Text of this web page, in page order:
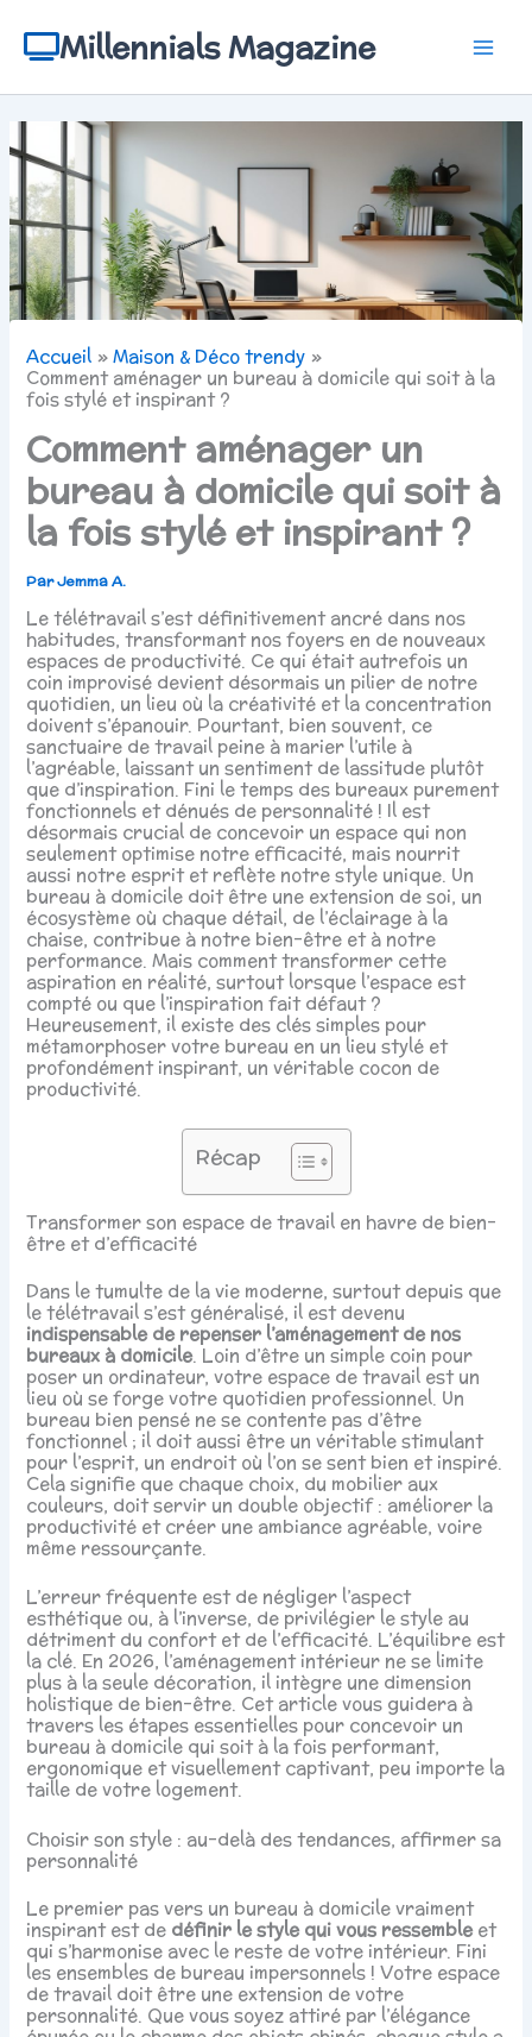
contenuMillennials Magazine
Accueil
Maison & Déco trendy
Comment aménager un bureau à domicile qui soit à la
fois stylé et inspirant ?
Comment aménager un
bureau à domicile qui soit à
la fois stylé et inspirant ?
ParJemma A.
Le télétravail s’est définitivement ancré dans nos
habitudes, transformant nos foyers en de nouveaux
espaces de productivité. Ce qui était autrefois un
coin improvisé devient désormais un pilier de notre
quotidien, un lieu où la créativité et la concentration
doivent s’épanouir. Pourtant, bien souvent, ce
sanctuaire de travail peine à marier l’utile à
l’agréable, laissant un sentiment de lassitude plutôt
que d’inspiration. Fini le temps des bureaux purement
fonctionnels et dénués de personnalité ! Il est
désormais crucial de concevoir un espace qui non
seulement optimise notre efficacité, mais nourrit
aussi notre esprit et reflète notre style unique. Un
bureau à domicile doit être une extension de soi, un
écosystème où chaque détail, de l’éclairage à la
chaise, contribue à notre bien-être et à notre
performance. Mais comment transformer cette
aspiration en réalité, surtout lorsque l’espace est
compté ou que l’inspiration fait défaut ?
Heureusement, il existe des clés simples pour
métamorphoser votre bureau en un lieu stylé et
profondément inspirant, un véritable cocon de
productivité.
Récap
Transformer son espace de travail en havre de bien-
être et d’efficacité
Dans le tumulte de la vie moderne, surtout depuis que
le télétravail s’est généralisé, il est devenu
indispensable de repenser l’aménagement de nos
bureaux à domicile. Loin d’être un simple coin pour
poser un ordinateur, votre espace de travail est un
lieu où se forge votre quotidien professionnel. Un
bureau bien pensé ne se contente pas d’être
fonctionnel ; il doit aussi être un véritable stimulant
pour l’esprit, un endroit où l’on se sent bien et inspiré.
Cela signifie que chaque choix, du mobilier aux
couleurs, doit servir un double objectif : améliorer la
productivité et créer une ambiance agréable, voire
même ressourçante.
L’erreur fréquente est de négliger l’aspect
esthétique ou, à l’inverse, de privilégier le style au
détriment du confort et de l’efficacité. L’équilibre est
la clé. En 2026, l’aménagement intérieur ne se limite
plus à la seule décoration, il intègre une dimension
holistique de bien-être. Cet article vous guidera à
travers les étapes essentielles pour concevoir un
bureau à domicile qui soit à la fois performant,
ergonomique et visuellement captivant, peu importe la
taille de votre logement.
Choisir son style : au-delà des tendances, affirmer sa
personnalité
Le premier pas vers un bureau à domicile vraiment
inspirant est de définir le style qui vous ressembleet
qui s’harmonise avec le reste de votre intérieur. Fini
les ensembles de bureau impersonnels ! Votre espace
de travail doit être une extension de votre
personnalité. Que vous soyez attiré par l’élégance